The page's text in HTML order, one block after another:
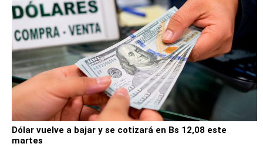
Dólar vuelve a bajar y se cotizará en Bs 12,08 este
martes